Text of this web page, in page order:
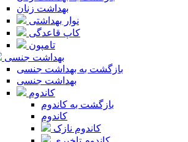
بهداشت زنان
نوار بهداشتی
کاپ قاعدگی
تامپون
بهداشت جنسی
بازگشت به بهداشت جنسی
بهداشت جنسی
کاندوم
بازگشت به کاندوم
کاندوم
کاندوم نازک